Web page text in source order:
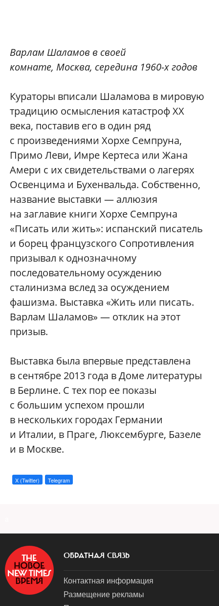
Варлам Шаламов в своей
комнате, Москва, середина 1960-х годов
Кураторы вписали Шаламова в мировую
традицию осмысления катастроф ХХ
века, поставив его в один ряд
с произведениями Хорхе Семпруна,
Примо Леви, Имре Кертеса или Жана
Амери с их свидетельствами о лагерях
Освенцима и Бухенвальда. Собственно,
название выставки — аллюзия
на заглавие книги Хорхе Семпруна
«Писать или жить»: испанский писатель
и борец французского Сопротивления
призывал к однозначному
последовательному осуждению
сталинизма вслед за осуждением
фашизма. Выставка «Жить или писать.
Варлам Шаламов» — отклик на этот
призыв.
Выставка была впервые представлена
в сентябре 2013 года в Доме литературы
в Берлине. С тех пор ее показы
с большим успехом прошли
в нескольких городах Германии
и Италии, в Праге, Люксембурге, Базеле
и в Москве.
X (Twitter) Telegram
ОБРАТНАЯ СВЯЗЬ
Контактная информация
Размещение рекламы